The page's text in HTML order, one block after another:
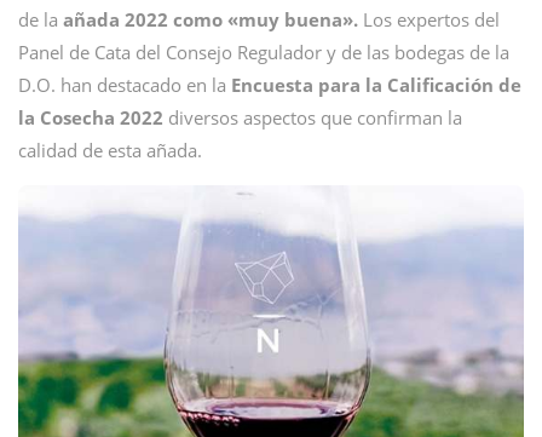
de la añada 2022 como «muy buena». Los expertos del
Panel de Cata del Consejo Regulador y de las bodegas de la
D.O. han destacado en la Encuesta para la Calificación de
la Cosecha 2022 diversos aspectos que confirman la
calidad de esta añada.